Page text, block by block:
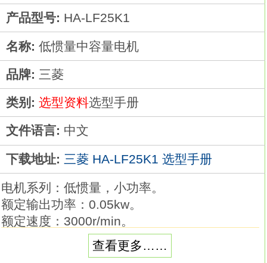
产品型号: HA-LF25K1
名称: 低惯量中容量电机
品牌: 三菱
类别: 选型资料选型手册
文件语言: 中文
下载地址: 三菱 HA-LF25K1 选型手册
电机系列：低惯量，小功率。
额定输出功率：0.05kw。
额定速度：3000r/min。
是否带刹车：附带。
查看更多……